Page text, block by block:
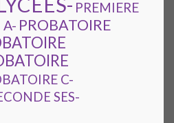
PREMIERE
A- PROBATOIRE
C-
SES-